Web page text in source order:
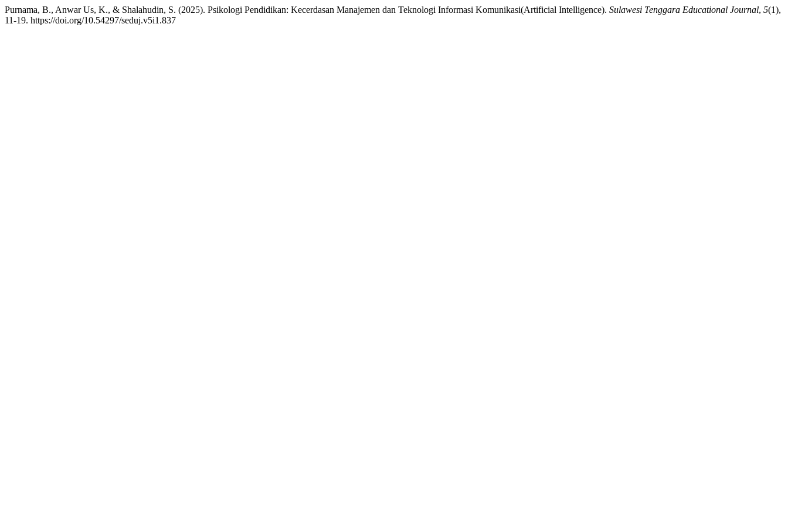
Purnama, B., Anwar Us, K., & Shalahudin, S. (2025). Psikologi Pendidikan: Kecerdasan Manajemen dan Teknologi Informasi Komunikasi(Artificial Intelligence). Sulawesi Tenggara Educational Journal, 5(1),
11-19. https://doi.org/10.54297/seduj.v5i1.837